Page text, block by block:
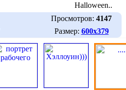
Halloween..
Просмотров: 4147
Размер: 600х379